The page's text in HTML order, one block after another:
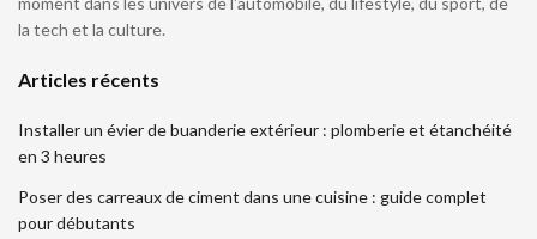
la tech et la culture.
Articles récents
Installer un évier de buanderie extérieur : plomberie et étanchéité
en 3 heures
Poser des carreaux de ciment dans une cuisine : guide complet
pour débutants